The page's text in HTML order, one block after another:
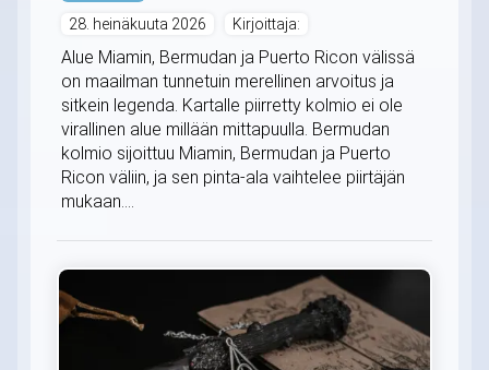
28. heinäkuuta 2026 Kirjoittaja:
Alue Miamin, Bermudan ja Puerto Ricon välissä
on maailman tunnetuin merellinen arvoitus ja
sitkein legenda. Kartalle piirretty kolmio ei ole
virallinen alue millään mittapuulla. Bermudan
kolmio sijoittuu Miamin, Bermudan ja Puerto
Ricon väliin, ja sen pinta-ala vaihtelee piirtäjän
mukaan....